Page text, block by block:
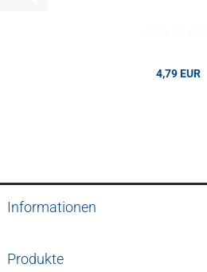
4,79 EUR
Informationen
Produkte